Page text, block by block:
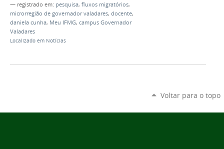
— registrado em: pesquisa, fluxos migratórios,
microrregião de governador valadares, docente,
daniela cunha, Meu IFMG, campus Governador
Valadares
Localizado em Notícias
Voltar para o topo